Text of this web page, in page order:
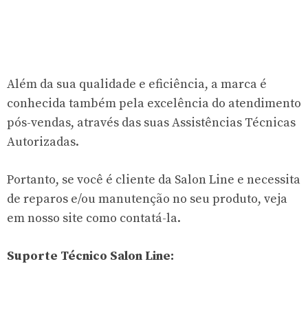
Além da sua qualidade e eficiência, a marca é
conhecida também pela excelência do atendimento
pós-vendas, através das suas Assistências Técnicas
Autorizadas.
Portanto, se você é cliente da Salon Line e necessita
de reparos e/ou manutenção no seu produto, veja
em nosso site como contatá-la.
Suporte Técnico Salon Line: